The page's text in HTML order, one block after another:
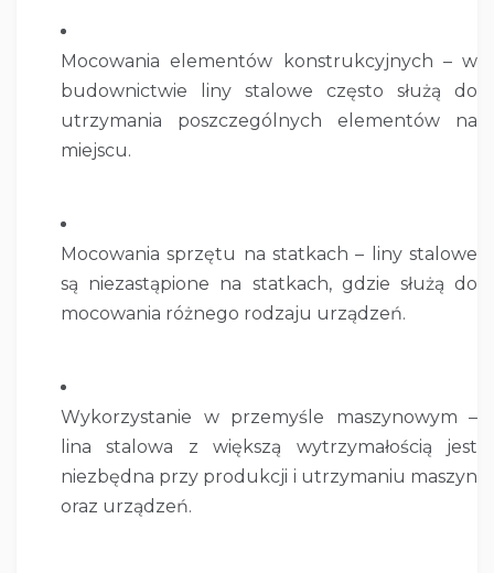
Mocowania elementów konstrukcyjnych – w
budownictwie liny stalowe często służą do
utrzymania poszczególnych elementów na
miejscu.
Mocowania sprzętu na statkach – liny stalowe
są niezastąpione na statkach, gdzie służą do
mocowania różnego rodzaju urządzeń.
Wykorzystanie w przemyśle maszynowym –
lina stalowa z większą wytrzymałością jest
niezbędna przy produkcji i utrzymaniu maszyn
oraz urządzeń.